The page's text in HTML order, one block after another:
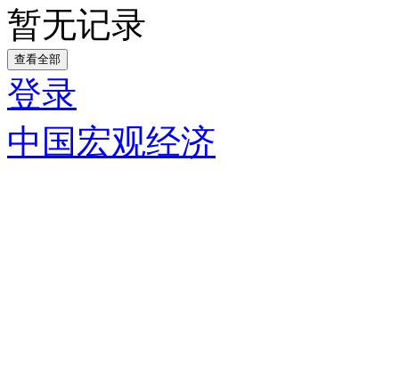
暂无记录
查看全部
登录
中国宏观经济